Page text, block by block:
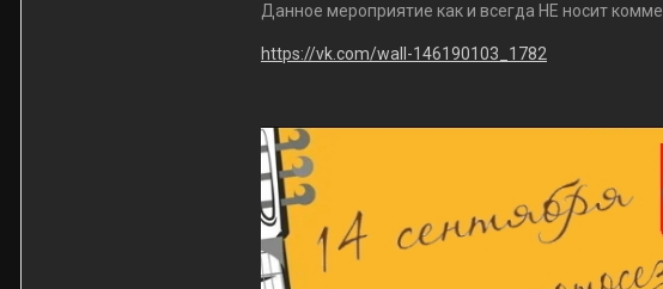
Данное мероприятие как и всегда НЕ носит
https://vk.com/wall-146190103_1782